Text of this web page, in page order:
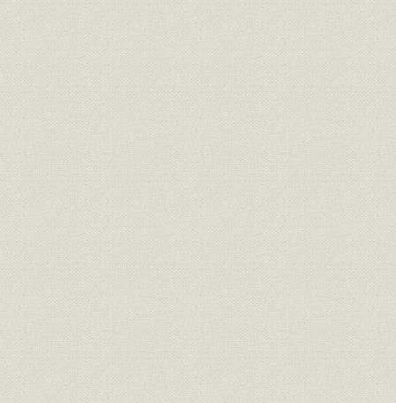
神部満之助の人と業績
第2節 臨海工業地帯の開発と工場建設
1 太平洋ベルト地帯の形成と臨海工事の展開
2 その他の産業施設の建設工事
第3節 国土のインフラストラクチャー
1 高度成長と大量輸送手段の革新
2 東海道新幹線の建設
3 山陽新幹線の建設
4 電化・複線化等による既成線の改良
5 高速道路の建設
6 マイカー時代の到来と観光道路の開発